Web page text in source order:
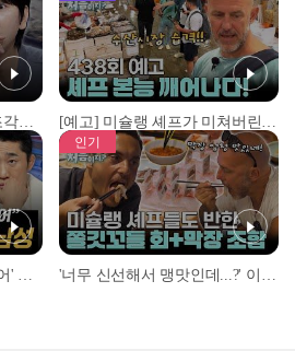
[예고] 몸통만 남고, 다른 조각은 어디에..? 시화호에서 드러난 충격적인 토막 살인사건! [예고] 미슐랭 셰프가 미쳐버린 이유! 본능이 깨어난 사건은?
인기